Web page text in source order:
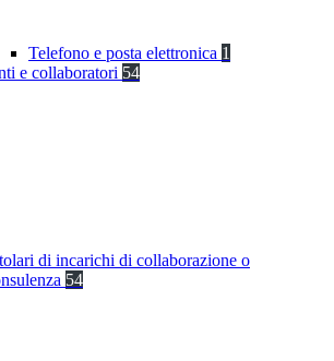
Telefono e posta elettronica 1
e collaboratori 54
di incarichi di collaborazione o
54